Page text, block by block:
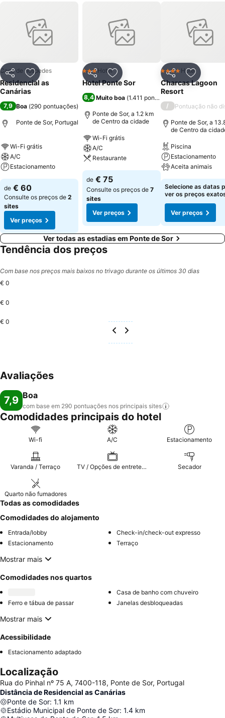
PartilharAdicionar aos favoritos
Casa de hóspedes
Residencial as
Canárias
7,9 Boa (290 pontuações)
Ponte de Sor, Portugal
Wi-Fi grátis
A/C
Estacionamento
de € 60
Consulte os preços de 2
sites
Ver preços
PartilharAdicionar aos favoritos
3 Estrelas
Hotel
Hotel Ponte Sor
8,4 Muito boa (1.411 pontuações
Ponte de Sor, a 1.2 km
de Centro da cidade
Wi-Fi grátis
A/C
Restaurante
de € 75
Consulte os preços de 7
sites
Ver preços
Partilhar
4 EstrelasHotel
Charcas Lagoon
Resort
/ Pontuação não
Ponte de Sor, a
de Centro da
Piscina
Estacionamento
Aceita animais
Selecione as datas
ver os preços
Ver preços
Ver todas as estadias em Ponte de Sor
Tendência dos preços
Com base nos preços mais baixos no trivago durante os últimos 30 dias
€ 0
€ 0
€ 0
Avaliações
7,9 Boa
com base em 290 pontuações nos principais sites
Comodidades principais do hotel
Wi-fi A/C Estacionamento
Varanda / Terraço TV / Opções de entretenimento Secador
Quarto não fumadores
Todas as comodidades
Comodidades do alojamento
Entrada/lobby
Check-in/check-out expresso
Estacionamento
Terraço
Mostrar mais
Comodidades nos quartos
Casa de banho com chuveiro
Ferro e tábua de passar
Janelas desbloqueadas
Mostrar mais
Acessibilidade
Estacionamento adaptado
Localização
Rua do Pinhal nº 75 A, 7400-118, Ponte de Sor, Portugal
Distância de Residencial as Canárias
Ponte de Sor: 1.1 km
Estádio Municipal de Ponte de Sor: 1.4 km